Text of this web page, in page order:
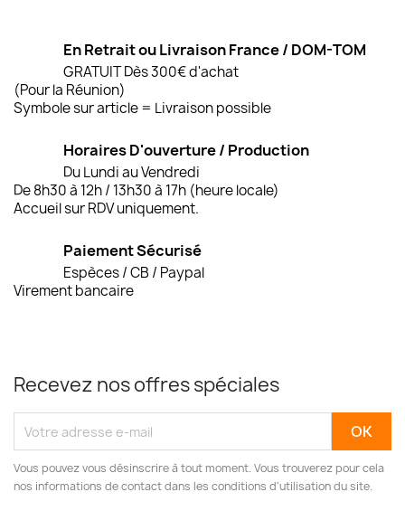
En Retrait ou Livraison France / DOM-TOM
GRATUIT Dès 300€ d'achat
(Pour la Réunion)
Symbole sur article = Livraison possible
Horaires D'ouverture / Production
Du Lundi au Vendredi
De 8h30 à 12h / 13h30 à 17h (heure locale)
Accueil sur RDV uniquement.
Paiement Sécurisé
Espèces / CB / Paypal
Virement bancaire
Recevez nos offres spéciales
Vous pouvez vous désinscrire à tout moment. Vous trouverez pour cela
nos informations de contact dans les conditions d'utilisation du site.